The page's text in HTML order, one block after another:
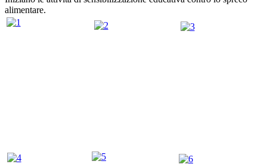
alimentare.